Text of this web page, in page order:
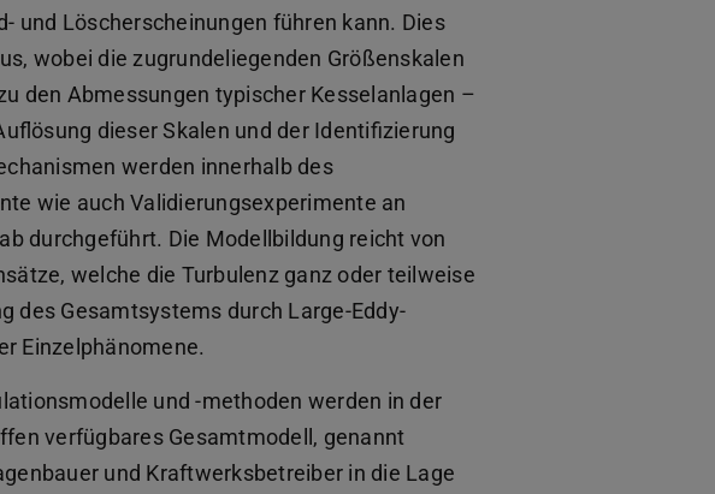
und Löscherscheinungen führen kann. Dies
wobei die zugrundeliegenden Größenskalen
den Abmessungen typischer Kesselanlagen –
dieser Skalen und der Identifizierung
werden innerhalb des
wie auch Validierungsexperimente an
durchgeführt. Die Modellbildung reicht von
welche die Turbulenz ganz oder teilweise
des Gesamtsystems durch Large-Eddy-
Einzelphänomene.
und -methoden werden in der
verfügbares Gesamtmodell, genannt
und Kraftwerksbetreiber in die Lage